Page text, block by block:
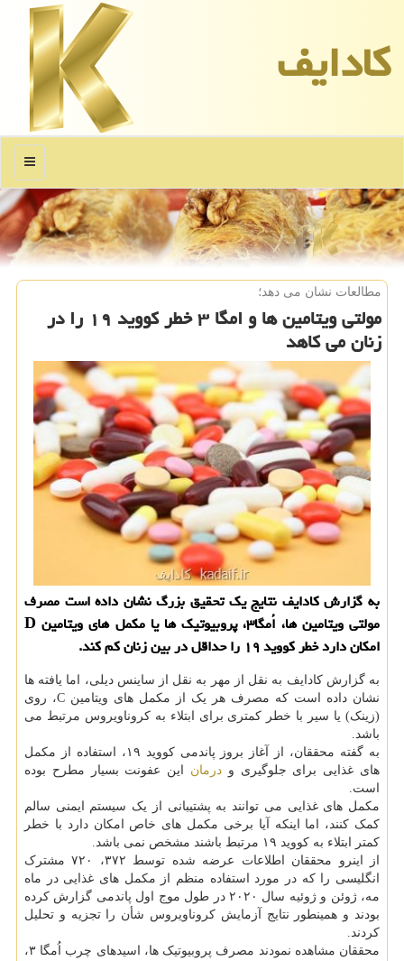
كادایف
منو
مطالعات نشان می دهد؛
مولتی ویتامین ها و امگا ۳ خطر كووید ۱۹ را در
زنان می كاهد
به گزارش کادایف نتایج یک تحقیق بزرگ نشان داده است مصرف
مولتی ویتامین ها، اُمگا۳، پروبیوتیک ها یا مکمل های ویتامین D
امکان دارد خطر کووید ۱۹ را حداقل در بین زنان کم کند.
به گزارش کادایف به نقل از مهر به نقل از ساینس دیلی، اما یافته ها
نشان داده است که مصرف هر یک از مکمل های ویتامین C، روی
(زینک) یا سیر با خطر کمتری برای ابتلاء به کروناویروس مرتبط می
باشد.
به گفته محققان، از آغاز بروز پاندمی کووید ۱۹، استفاده از مکمل
های غذایی برای جلوگیری و درمان این عفونت بسیار مطرح بوده
است.
مکمل های غذایی می توانند به پشتیبانی از یک سیستم ایمنی سالم
کمک کنند، اما اینکه آیا برخی مکمل های خاص امکان دارد با خطر
کمتر ابتلاء به کووید ۱۹ مرتبط باشند مشخص نمی باشد.
از اینرو محققان اطلاعات عرضه شده توسط ۳۷۲، ۷۲۰ مشترک
انگلیسی را که در مورد استفاده منظم از مکمل های غذایی در ماه
مه، ژوئن و ژوئیه سال ۲۰۲۰ در طول موج اول پاندمی گزارش کرده
بودند و همینطور نتایج آزمایش کروناویروس شأن را تجزیه و تحلیل
کردند.
محققان مشاهده نمودند مصرف پروبیوتیک ها، اسیدهای چرب اُمگا ۳،